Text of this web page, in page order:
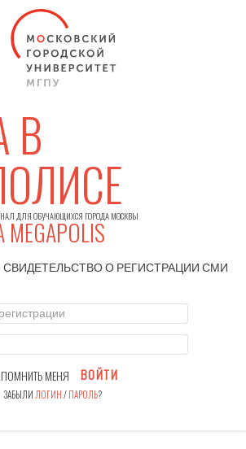
В
ДЛЯ ОБУЧАЮЩИХСЯ ГОРОДА МОСКВЫ
MEGAPOLIS
СВИДЕТЕЛЬСТВО О РЕГИСТРАЦИИСМИ
МЕНЯ ВОЙТИ
ЗАБЫЛИ ЛОГИН/ПАРОЛЬ?